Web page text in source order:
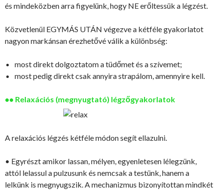
és mindeközben arra figyelünk, hogy NE erőltessük a légzést.
Közvetlenül EGYMÁS UTÁN végezve a kétféle gyakorlatot
nagyon markánsan érezhetővé válik a különbség:
most direkt dolgoztatom a tüdőmet és a szívemet;
most pedig direkt csak annyira strapálom, amennyire kell.
•• Relaxációs (megnyugtató) légzőgyakorlatok
A relaxációs légzés kétféle módon segít ellazulni.
• Egyrészt amikor lassan, mélyen, egyenletesen lélegzünk,
attól lelassul a pulzusunk és nemcsak a testünk, hanem a
lelkünk is megnyugszik. A mechanizmus bizonyítottan mindkét